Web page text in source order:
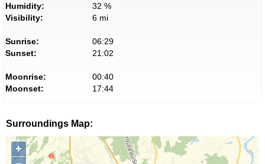
Humidity:
32 %
Visibility:
6 mi
Sunrise:
06:29
Sunset:
21:02
Moonrise:
00:40
Moonset:
17:44
Surroundings Map:
+